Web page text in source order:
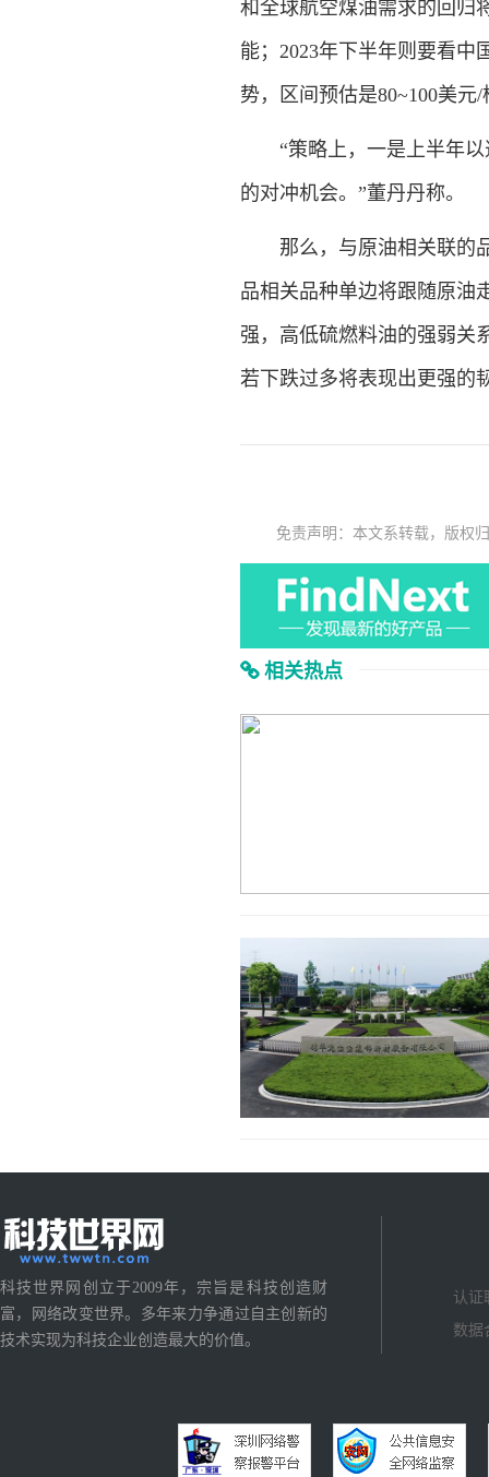
和全球航空煤油需求的回归
能；2023年下半年则要看中
势，区间预估是80~100美元
“策略上，一是上半年以
的对冲机会。”董丹丹称。
那么，与原油相关联的品
品相关品种单边将跟随原油
强，高低硫燃料油的强弱关
若下跌过多将表现出更强的
免责声明：本文系转载，版权
相关热点
科技世界网创立于2009年，宗旨是科技创造财
富，网络改变世界。多年来力争通过自主创新的
技术实现为科技企业创造最大的价值。
认证
数据